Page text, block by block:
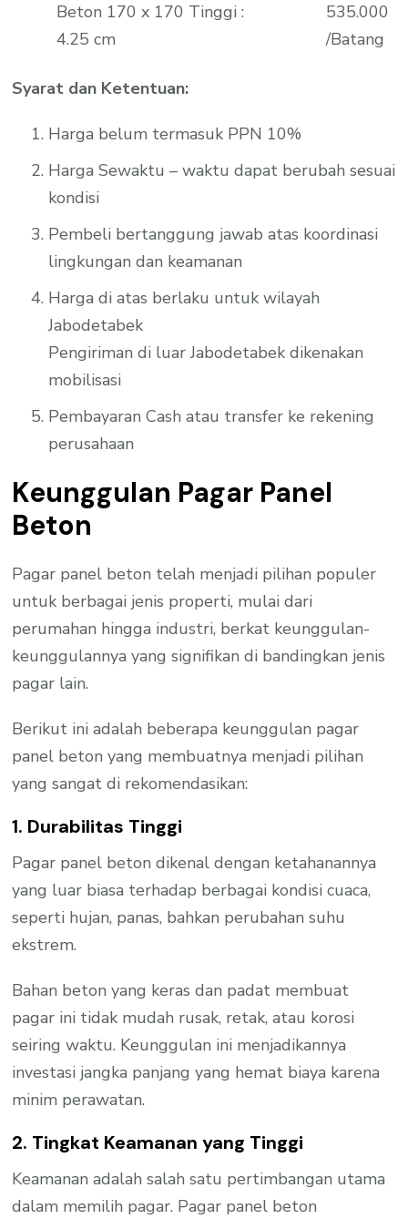
Beton 170 x 170 Tinggi :
4.25 cm
535.000
/Batang
Syarat dan Ketentuan:
Harga belum termasuk PPN 10%
Harga Sewaktu – waktu dapat berubah sesuai
kondisi
Pembeli bertanggung jawab atas koordinasi
lingkungan dan keamanan
Harga di atas berlaku untuk wilayah
Jabodetabek
Pengiriman di luar Jabodetabek dikenakan
mobilisasi
Pembayaran Cash atau transfer ke rekening
perusahaan
Keunggulan Pagar Panel
Beton
Pagar panel beton telah menjadi pilihan populer
untuk berbagai jenis properti, mulai dari
perumahan hingga industri, berkat keunggulan-
keunggulannya yang signifikan di bandingkan jenis
pagar lain.
Berikut ini adalah beberapa keunggulan pagar
panel beton yang membuatnya menjadi pilihan
yang sangat di rekomendasikan:
1. Durabilitas Tinggi
Pagar panel beton dikenal dengan ketahanannya
yang luar biasa terhadap berbagai kondisi cuaca,
seperti hujan, panas, bahkan perubahan suhu
ekstrem.
Bahan beton yang keras dan padat membuat
pagar ini tidak mudah rusak, retak, atau korosi
seiring waktu. Keunggulan ini menjadikannya
investasi jangka panjang yang hemat biaya karena
minim perawatan.
2. Tingkat Keamanan yang Tinggi
Keamanan adalah salah satu pertimbangan utama
dalam memilih pagar. Pagar panel beton